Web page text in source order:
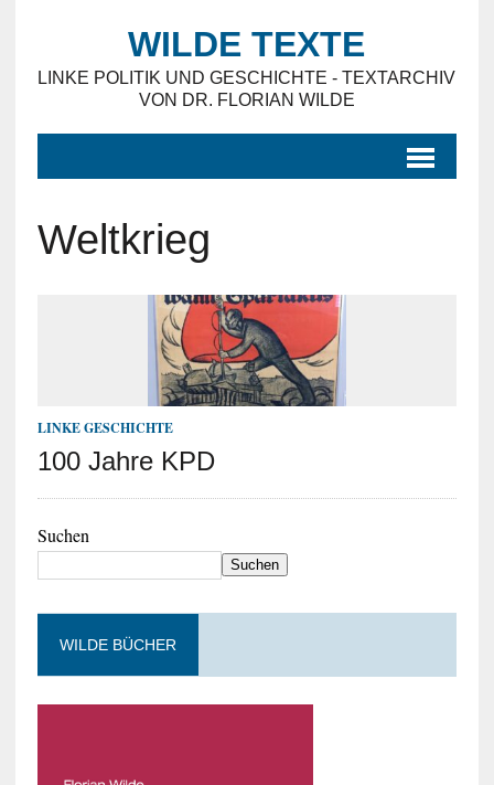
WILDE TEXTE
LINKE POLITIK UND GESCHICHTE - TEXTARCHIV
VON DR. FLORIAN WILDE
Weltkrieg
LINKE GESCHICHTE
100 Jahre KPD
Suchen
Suchen
WILDE BÜCHER